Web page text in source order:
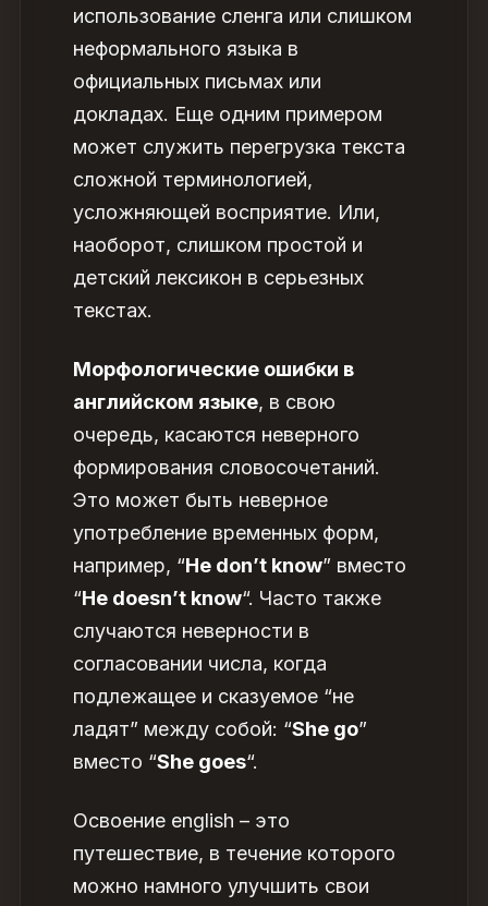
использование сленга или слишком
неформального языка в
официальных письмах или
докладах. Еще одним примером
может служить перегрузка текста
сложной терминологией,
усложняющей восприятие. Или,
наоборот, слишком простой и
детский лексикон в серьезных
текстах.
Морфологические ошибки в
английском языке, в свою
очередь, касаются неверного
формирования словосочетаний.
Это может быть неверное
употребление временных форм,
например, “He don’t know” вместо
“He doesn’t know“. Часто также
случаются неверности в
согласовании числа, когда
подлежащее и сказуемое “не
ладят” между собой: “She go”
вместо “She goes“.
Освоение english – это
путешествие, в течение которого
можно намного улучшить свои